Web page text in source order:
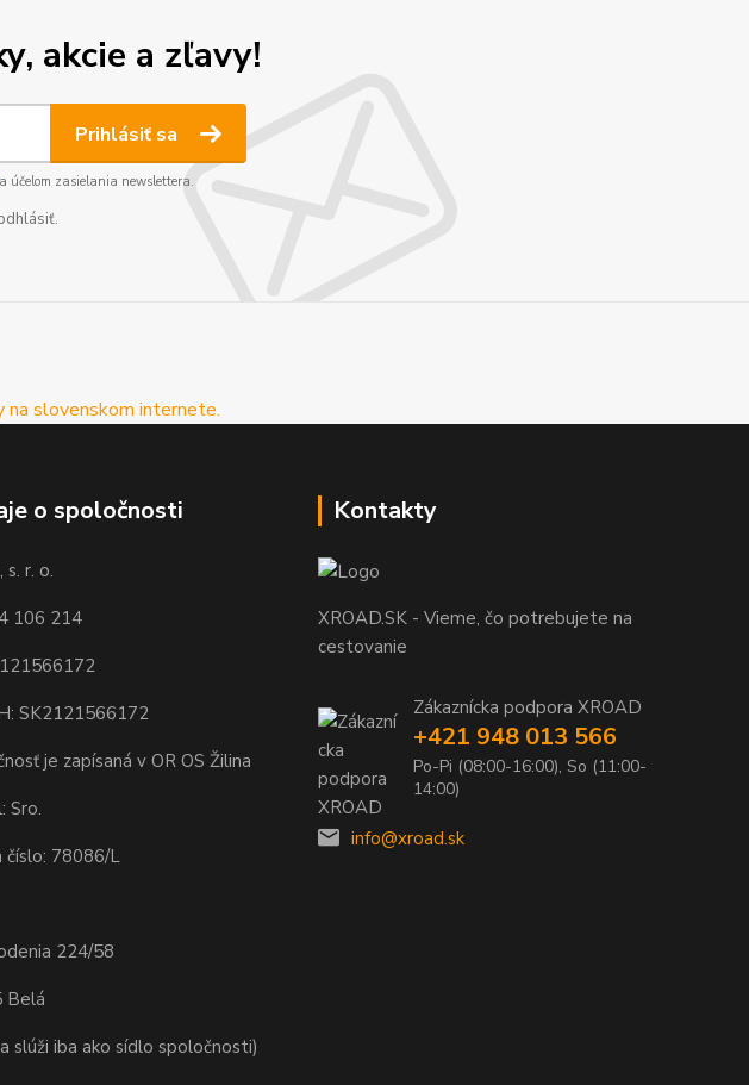
akcie a zľavy!
Prihlásiť sa
účelom zasielania newslettera.
o spoločnosti
r. o.
106 214
SK2121566172
je zapísaná v OR OS Žilina
Sro.
číslo: 78086/L
224/58
Belá
slúži iba ako sídlo spoločnosti)
Kontakty
XROAD.SK - Vieme, čo potrebujete na
cestovanie
Zákaznícka podpora XROAD
+421 948 013 566
Po-Pi (08:00-16:00), So (11:00-
14:00)
info@xroad.sk